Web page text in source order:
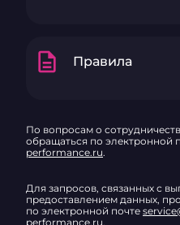
description Правила
По вопросам о
обращаться по электронной
performance.ru.
Для запросов, связанных с
предоставлением данных,
по электронной почте
performance.ru.